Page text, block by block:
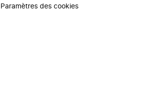
Paramètres des cookies